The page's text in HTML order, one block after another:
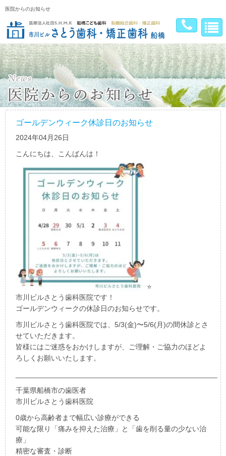
医院からのお知らせ
ゴールデンウィーク休診日のお知らせ
2024年04月26日
こんにちは、こんばんは！
⭐️
市川ビルさとう歯科医院です！
ゴールデンウィークの休診日のお知らせです。
市川ビルさとう歯科医院では、5/3(金)〜5/6(月)の間休診とさ
せていただきます。
皆様にはご迷惑をおかけしますが、ご理解・ご協力のほどよ
ろしくお願いいたします。
千葉県船橋市の歯医者
市川ビルさとう歯科医院
0歳から高齢者まで幅広い診療ができる
可能な限り「痛みを抑えた治療」と「歯を削る量の少ない治
療」
精密な審査・診断